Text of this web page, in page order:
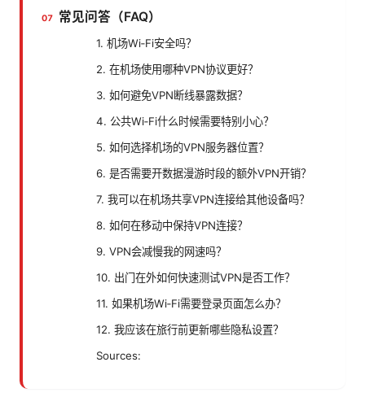
常见问答（FAQ）
1. 机场Wi‑Fi安全吗？
2. 在机场使用哪种VPN协议更好？
3. 如何避免VPN断线暴露数据？
4. 公共Wi‑Fi什么时候需要特别小心？
5. 如何选择机场的VPN服务器位置？
6. 是否需要开数据漫游时段的额外VPN开销？
7. 我可以在机场共享VPN连接给其他设备吗？
8. 如何在移动中保持VPN连接？
9. VPN会减慢我的网速吗？
10. 出门在外如何快速测试VPN是否工作？
11. 如果机场Wi‑Fi需要登录页面怎么办？
12. 我应该在旅行前更新哪些隐私设置？
Sources: